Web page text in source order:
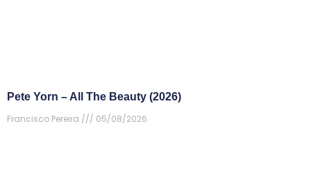
Pete Yorn – All The Beauty (2026)
Francisco Pereira
05/08/2026